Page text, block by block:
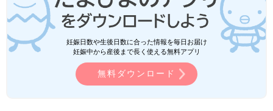
妊娠日数や生後日数に合った情報を毎日お届け
妊娠中から産後まで長く使える無料アプリ
無料ダウンロード